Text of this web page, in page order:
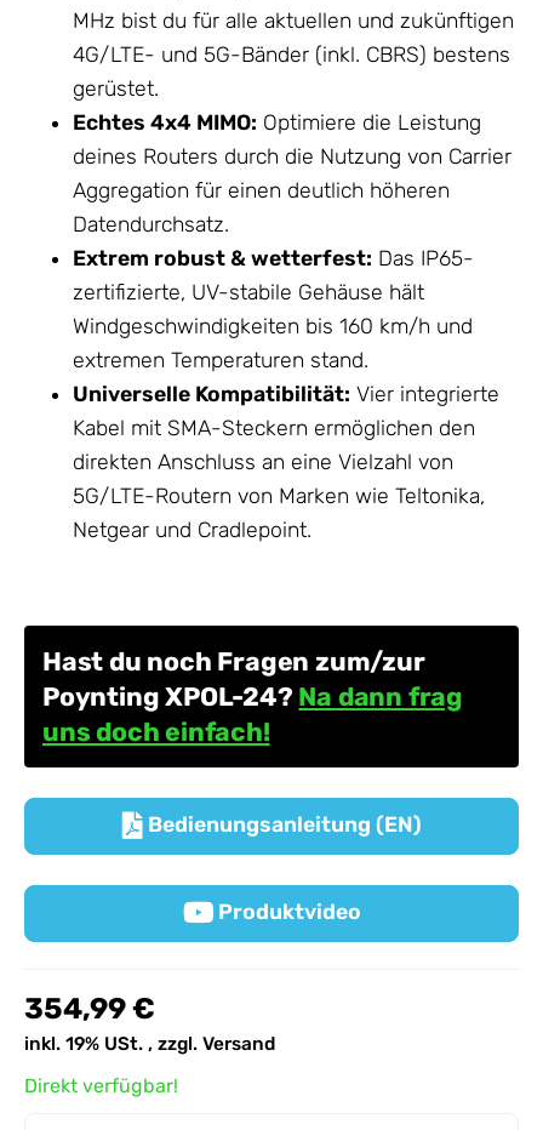
MHz bist du für alle aktuellen und zukünftigen
4G/LTE- und 5G-Bänder (inkl. CBRS) bestens
gerüstet.
Echtes 4x4 MIMO: Optimiere die Leistung
deines Routers durch die Nutzung von Carrier
Aggregation für einen deutlich höheren
Datendurchsatz.
Extrem robust & wetterfest: Das IP65-
zertifizierte, UV-stabile Gehäuse hält
Windgeschwindigkeiten bis 160 km/h und
extremen Temperaturen stand.
Universelle Kompatibilität: Vier integrierte
Kabel mit SMA-Steckern ermöglichen den
direkten Anschluss an eine Vielzahl von
5G/LTE-Routern von Marken wie Teltonika,
Netgear und Cradlepoint.
Hast du noch Fragen zum/zur
Poynting XPOL-24? Na dann frag
uns doch einfach!
Bedienungsanleitung (EN)
Produktvideo
354,99 €
inkl. 19% USt. , zzgl. Versand
Direkt verfügbar!